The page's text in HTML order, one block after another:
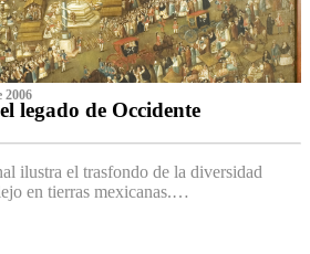
2006
legado de Occidente
ilustra el trasfondo de la diversidad
en tierras mexicanas.…